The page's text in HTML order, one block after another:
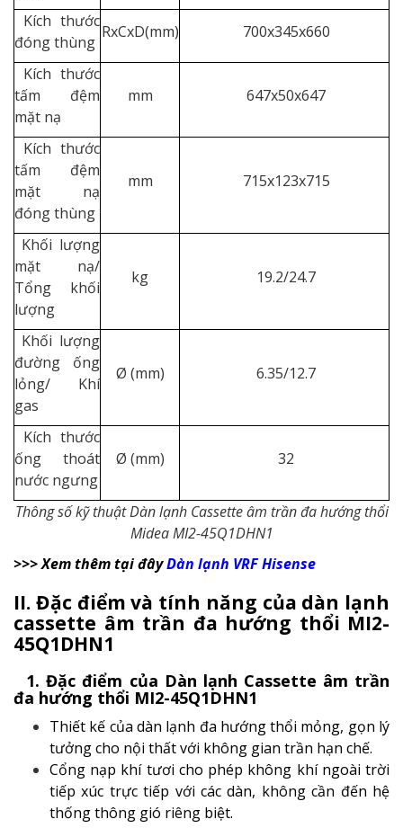
Kích thước
đóng thùng
RxCxD(mm) 700x345x660
Kích thước
tấm đệm
mặt nạ
mm 647x50x647
Kích thước
tấm đệm
mặt nạ
đóng thùng
mm 715x123x715
Khối lượng
mặt nạ/
Tổng khối
lượng
kg 19.2/24.7
Khối lượng
đường ống
lỏng/ Khí
gas
Ø (mm) 6.35/12.7
Kích thước
ống thoát
nước ngưng
Ø (mm) 32
Thông số kỹ thuật Dàn lạnh Cassette âm trần đa hướng thổi
Midea MI2-45Q1DHN1
>>> Xem thêm tại đâyDàn lạnh VRF Hisense
II. Đặc điểm và tính năng của dàn lạnh
cassette âm trần đa hướng thổi MI2-
45Q1DHN1
1. Đặc điểm của Dàn lạnh Cassette âm trần
đa hướng thổi MI2-45Q1DHN1
Thiết kế của dàn lạnh đa hướng thổi mỏng, gọn lý
tưởng cho nội thất với không gian trần hạn chế.
Cổng nạp khí tươi cho phép không khí ngoài trời
tiếp xúc trực tiếp với các dàn, không cần đến hệ
thống thông gió riêng biệt.